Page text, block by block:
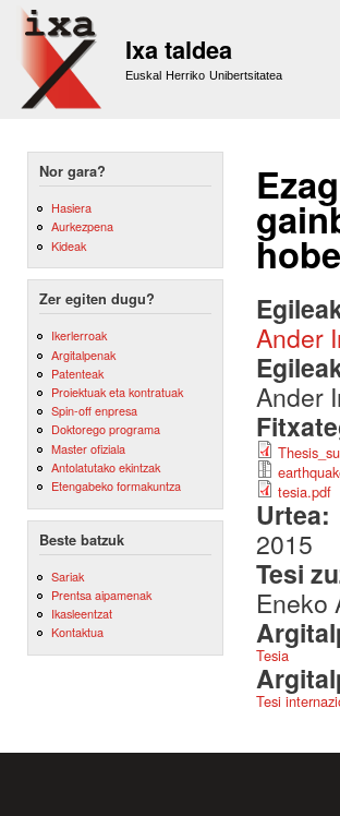
Ixa taldea
Euskal Herriko Unibertsitatea
Nor gara?
Hasiera
Aurkezpena
Kideak
Zer egiten dugu?
Ikerlerroak
Argitalpenak
Patenteak
Proiektuak eta kontratuak
Spin-off enpresa
Doktorego programa
Master ofiziala
Antolatutako ekintzak
Etengabeko formakuntza
Beste batzuk
Sariak
Prentsa aipamenak
Ikasleentzat
Kontaktua
Ander
Ander
tesia.pdf
Urtea:
2015
Tesi
Eneko
Tesia
Tesi